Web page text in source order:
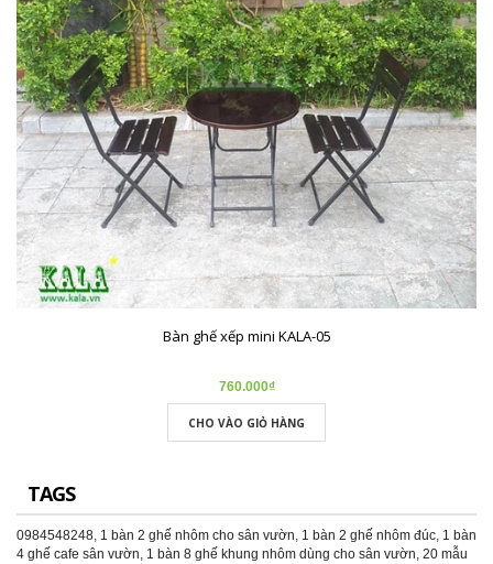
Bàn ghế xếp mini KALA-05
760.000₫
CHO VÀO GIỎ HÀNG
TAGS
0984548248, 1 bàn 2 ghế nhôm cho sân vườn, 1 bàn 2 ghế nhôm đúc, 1 bàn
4 ghế cafe sân vườn, 1 bàn 8 ghế khung nhôm dùng cho sân vườn, 20 mẫu